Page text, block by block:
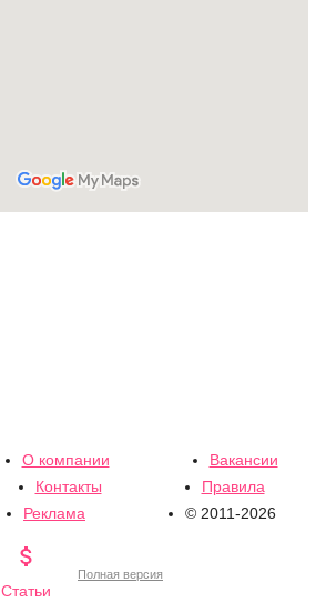
О компании
Вакансии
Контакты
Правила
Реклама
© 2011-2026

Статьи
Полная версия